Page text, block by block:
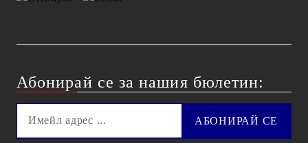
Абонирай се за нашия бюлетин: